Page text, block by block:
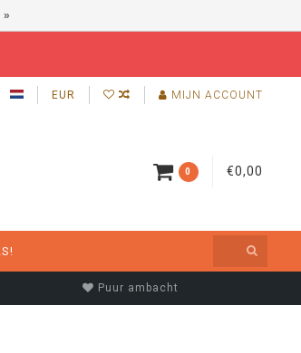
EUR MIJN ACCOUNT
0 €0,00
Puur ambacht